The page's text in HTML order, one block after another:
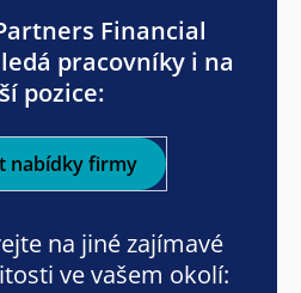
Financial
pracovníky i na
pozice:
nabídky firmy
na jiné zajímavé
ve vašem okolí: